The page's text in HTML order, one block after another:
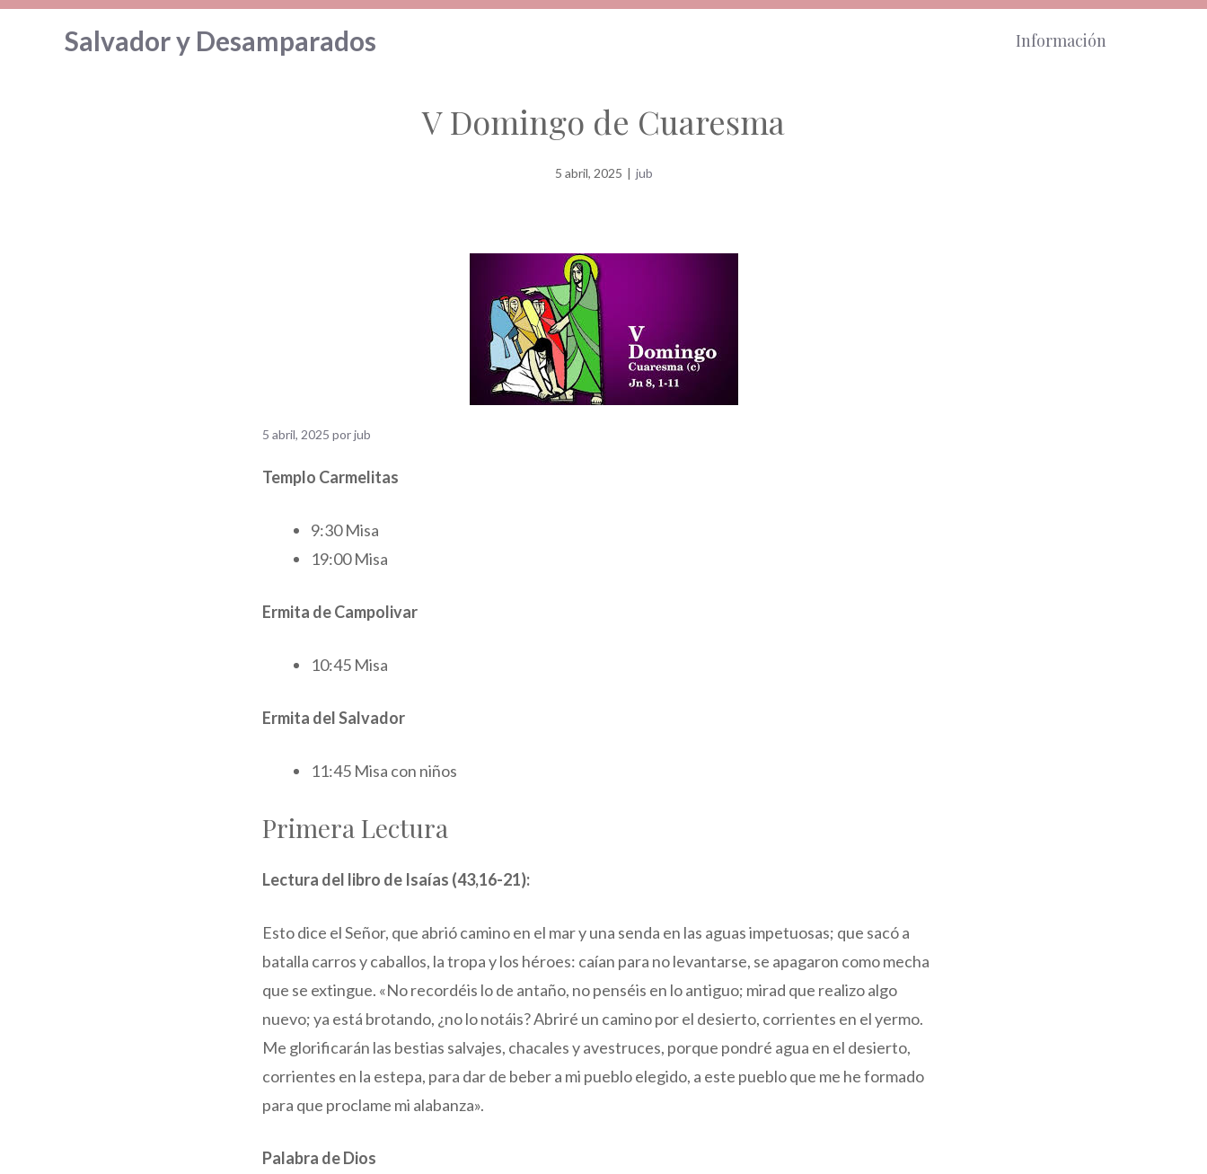
Saltar
Salvador y Desamparados Información
V Domingo de Cuaresma
5 abril, 2025 | jub
5 abril, 2025 porjub
Templo Carmelitas
9:30 Misa
19:00 Misa
Ermita de Campolivar
10:45 Misa
Ermita del Salvador
11:45 Misa con niños
Primera Lectura
Lectura del libro de Isaías (43,16-21):
Esto dice el Señor, que abrió camino en el mar y una senda en las aguas impetuosas; que sacó a
batalla carros y caballos, la tropa y los héroes: caían para no levantarse, se apagaron como mecha
que se extingue. «No recordéis lo de antaño, no penséis en lo antiguo; mirad que realizo algo
nuevo; ya está brotando, ¿no lo notáis? Abriré un camino por el desierto, corrientes en el yermo.
Me glorificarán las bestias salvajes, chacales y avestruces, porque pondré agua en el desierto,
corrientes en la estepa, para dar de beber a mi pueblo elegido, a este pueblo que me he formado
para que proclame mi alabanza».
Palabra de Dios